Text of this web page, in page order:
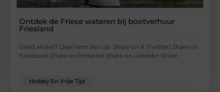
Ontdek de Friese wateren bij bootverhuur
Friesland
Goed artikel? Deel hem dan op: Share on X (Twitter) Share on
Facebook Share on Pinterest Share on LinkedIn Share
...
Hobby En Vrije Tijd